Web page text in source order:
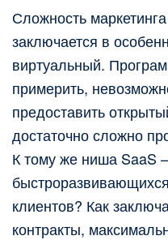
Сложность
заключается в
виртуальный.
примерить,
предоставить
достаточно сложно
К тому же ниша SaaS
клиентов? Как
контракты,